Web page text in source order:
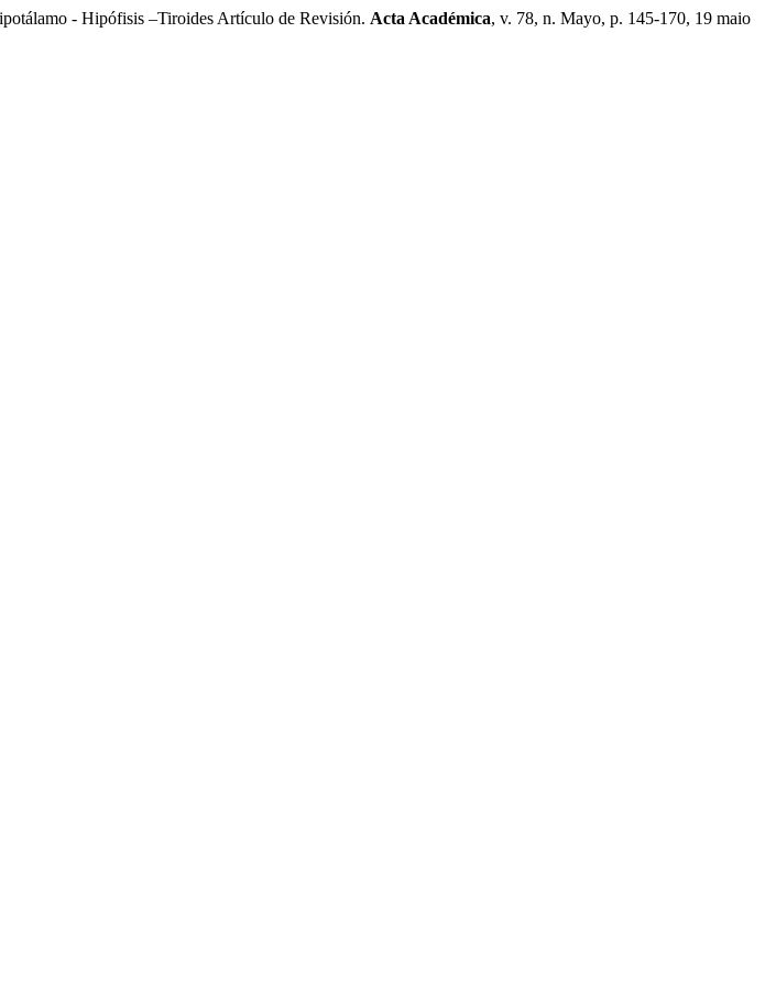
- Hipófisis –Tiroides Artículo de Revisión. Acta Académica, v. 78, n. Mayo, p. 145-170, 19 maio